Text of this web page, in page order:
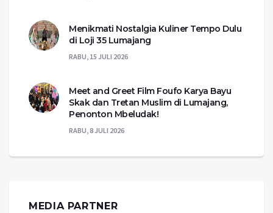
Menikmati Nostalgia Kuliner Tempo Dulu
di Loji 35 Lumajang
RABU, 15 JULI 2026
Meet and Greet Film Foufo Karya Bayu
Skak dan Tretan Muslim di Lumajang,
Penonton Mbeludak!
RABU, 8 JULI 2026
MEDIA PARTNER